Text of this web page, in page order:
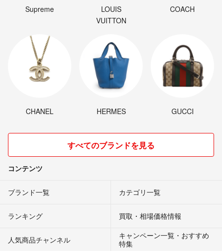
Supreme
LOUIS
VUITTON
COACH
CHANEL HERMES GUCCI
すべてのブランドを見る
コンテンツ
ブランド一覧 カテゴリ一覧
ランキング 買取・相場価格情報
人気商品チャンネル
キャンペーン一覧・おすすめ
特集